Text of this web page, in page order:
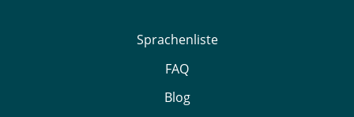
Sprachenliste
FAQ
Blog